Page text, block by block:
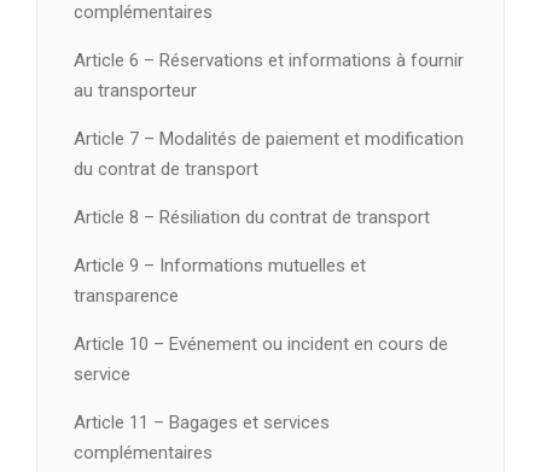
complémentaires
Article 6 – Réservations et informations à fournir
au transporteur
Article 7 – Modalités de paiement et modification
du contrat de transport
Article 8 – Résiliation du contrat de transport
Article 9 – Informations mutuelles et
transparence
Article 10 – Evénement ou incident en cours de
service
Article 11 – Bagages et services
complémentaires